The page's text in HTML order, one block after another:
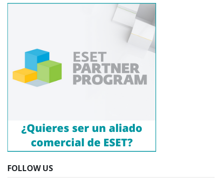
FOLLOW US